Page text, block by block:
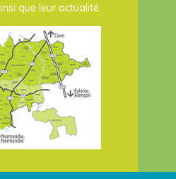
que leur actualité